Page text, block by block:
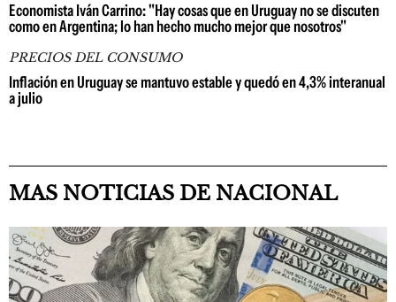
Economista Iván Carrino: "Hay cosas que en Uruguay no se discuten
como en Argentina; lo han hecho mucho mejor que nosotros"
PRECIOS DEL CONSUMO
Inflación en Uruguay se mantuvo estable y quedó en 4,3% interanual
a julio
MAS NOTICIAS DE NACIONAL